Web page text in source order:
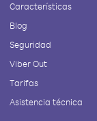
Características
Blog
Seguridad
Viber Out
Tarifas
Asistencia técnica